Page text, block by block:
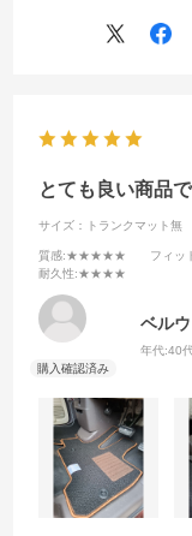
とても良い商品
サイズ：トランクマット無
質感:★★★★★ フィッ
耐久性:★★★★
ベル
年代:40